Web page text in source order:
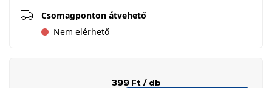
Csomagponton átvehető
Nem elérhető
399 Ft / db